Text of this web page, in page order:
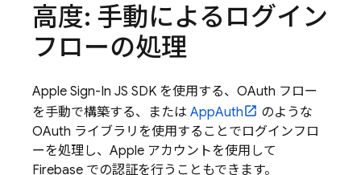
高度: 手動によるログイン
フローの処理
Apple Sign-In JS SDK を使用する、OAuth フロー
を手動で構築する、または AppAuth
のような
OAuth ライブラリを使用することでログインフロ
ーを処理し、Apple アカウントを使用して
Firebase での認証を行うこともできます。